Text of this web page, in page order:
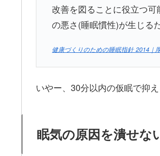
改善を図ることに役立つ
の悪さ(睡眠慣性)が生じる
健康づくりのための睡眠指針 2014｜
いやー、30分以内の仮眠で抑
眠気の原因を潰せな